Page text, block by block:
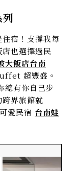
宿！支撐我每
也選擇過民
大飯店台南
超豐盛。
總有你自己步
界旅館就
愛民宿 台南蛙